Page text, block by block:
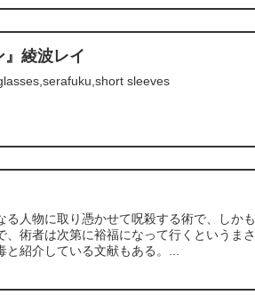
綾波レイ
sleeves
人物に取り憑かせて呪殺する術で、しかも
術者は次第に裕福になって行くというまさ
紹介している文献もある。...